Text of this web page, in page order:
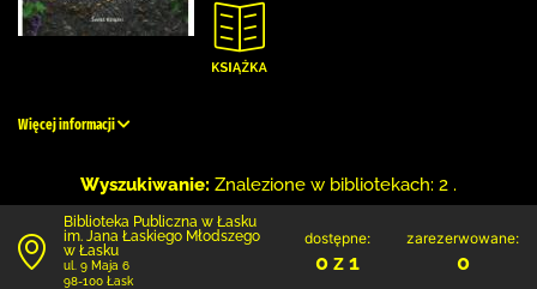
Więcej informacji
Wyszukiwanie: Znalezione w bibliotekach: 2 .
Biblioteka Publiczna w Łasku
im. Jana Łaskiego Młodszego
w Łasku
ul. 9 Maja 6
98-100 Łask
dostępne:
0 z 1
zarezerwowane:
0